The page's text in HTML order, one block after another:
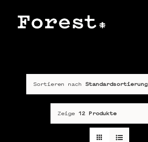
Inhalt
springen
Über unsSortieren nach Standardsortierung
Zeige 12 Produkte